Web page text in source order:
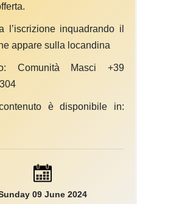
l’iscrizione inquadrando il
appare sulla locandina
Comunità Masci +39
è disponibile in:
09 June 2024